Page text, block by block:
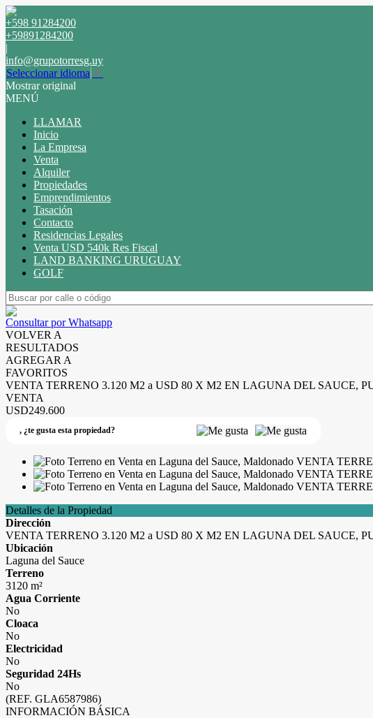
+598 91284200
+59891284200
|
info@grupotorresg.uy
Seleccionar idioma ▼
Mostrar original
MENÚ
LLAMAR
Inicio
La Empresa
Venta
Alquiler
Propiedades
Emprendimientos
Tasación
Contacto
Residencias Legales
Venta USD 540k Res Fiscal
LAND BANKING URUGUAY
GOLF
Consultar por Whatsapp
VOLVER A
RESULTADOS
AGREGAR A
FAVORITOS
VENTA TERRENO 3.120 M2 a USD 80 X M2 EN LAGUNA DEL SAUCE,
VENTA
USD249.600
, ¿te gusta esta propiedad?
Detalles de la Propiedad
Dirección
VENTA TERRENO 3.120 M2 a USD 80 X M2 EN LAGUNA DEL SAUCE,
Ubicación
Laguna del Sauce
Terreno
3120 m²
Agua Corriente
No
Cloaca
No
Electricidad
No
Seguridad 24Hs
No
(REF. GLA6587986)
INFORMACIÓN BÁSICA